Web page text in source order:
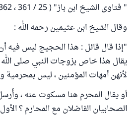
" فتاوى الشيخ ابن باز" ( 25 / 361 ، 362 ) .
وقال الشيخ ابن عثيمين رحمه الله :
"إذا قال قائل : هذا الحجيج ليس فيه
يقال هذا خاص بزوجات النبي صلى
لأنهن أمهات المؤمنين ، ليس بمحرمية
أو يقال المحرم هنا مسكوت عنه ،
الصحابيان الفاضلان مع المحارم ؟